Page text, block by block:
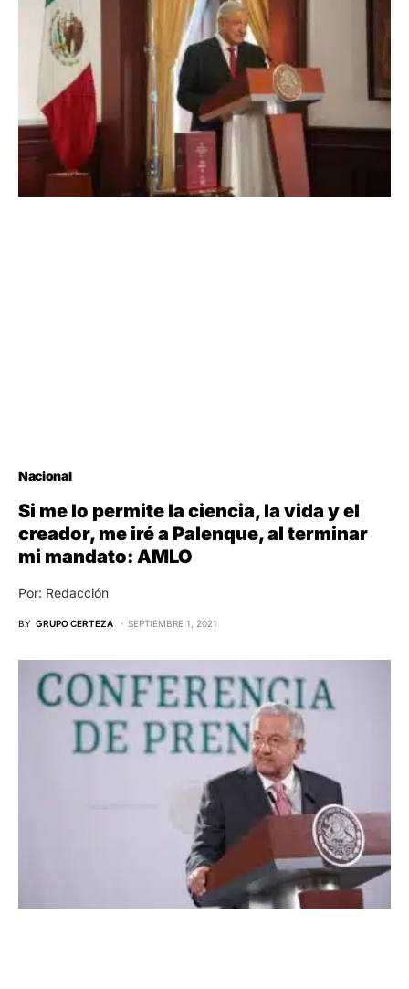
Nacional
Si me lo permite la ciencia, la vida y el
creador, me iré a Palenque, al terminar
mi mandato: AMLO
Por: Redacción
BY GRUPO CERTEZA SEPTIEMBRE 1, 2021